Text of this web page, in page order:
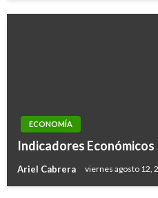
ECONOMÍA
Indicadores Económicos
Ariel Cabrera viernes agosto 12,